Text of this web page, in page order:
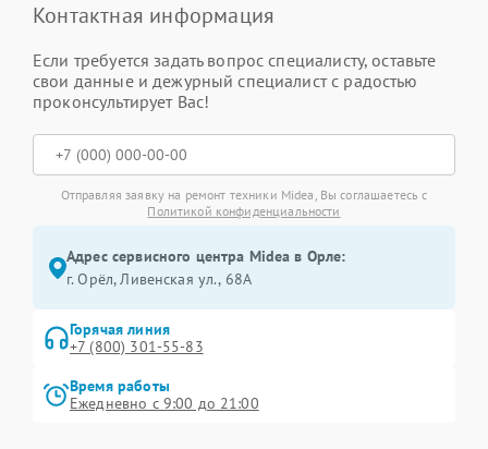
Контактная информация
Если требуется задать вопрос специалисту, оставьте
свои данные и дежурный специалист с радостью
проконсультирует Вас!
Отправляя заявку на ремонт техники Midea, Вы соглашаетесь с
Политикой конфиденциальности
Адрес сервисного центра Midea в Орле:
г. Орёл, Ливенская ул., 68А
Горячая линия
+7 (800) 301-55-83
Время работы
Ежедневно с 9:00 до 21:00